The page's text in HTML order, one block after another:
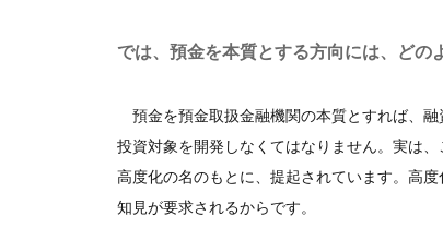
では、預金を本質とする方向には、どの
預金を預金取扱金融機関の本質とすれば、
投資対象を開発しなくてはなりません。実は
高度化の名のもとに、提起されています。高
知見が要求されるからです。